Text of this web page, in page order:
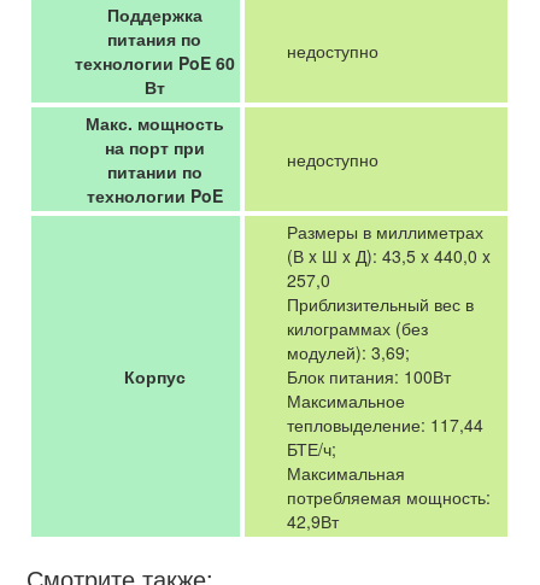
Поддержка
питания по
технологии PoE 60
Вт
недоступно
Макс. мощность
на порт при
питании по
технологии PoE
недоступно
Корпус
Размеры в миллиметрах
(В x Ш x Д): 43,5 x 440,0 x
257,0
Приблизительный вес в
килограммах (без
модулей): 3,69;
Блок питания: 100Вт
Максимальное
тепловыделение: 117,44
БТЕ/ч;
Максимальная
потребляемая мощность:
42,9Вт